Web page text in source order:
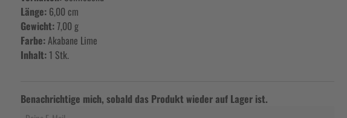
Länge: 6,00 cm
Gewicht:7,00 g
Farbe:Akabane Lime
Inhalt: 1 Stk.
Benachrichtige mich, sobald das Produkt wieder auf Lager ist.